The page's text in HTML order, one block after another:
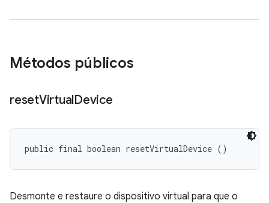
Métodos públicos
resetVirtualDevice
public final boolean resetVirtualDevice ()
Desmonte e restaure o dispositivo virtual para que o